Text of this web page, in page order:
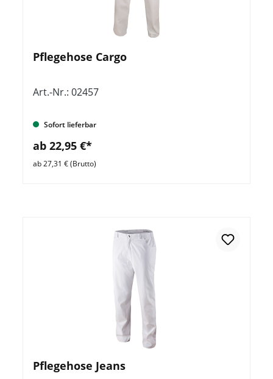
Pflegehose Cargo
Art.-Nr.: 02457
Sofort lieferbar
ab 22,95 €*
ab 27,31 € (Brutto)
Pflegehose Jeans